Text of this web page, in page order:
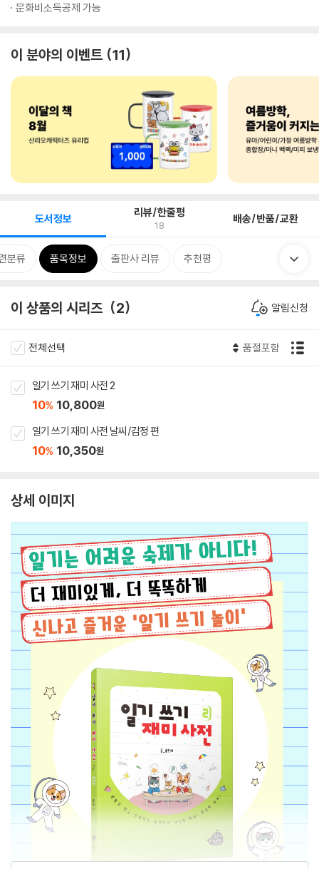
문화비소득공제 가능
이 분야의 이벤트 11
도서정보 리뷰/한줄평
18 배송/반품/교환
분류 품목정보 출판사 리뷰 추천평
이 상품의 시리즈 2 알림신청
전체선택 품절포함
일기 쓰기 재미 사전 2
10% 10,800원
일기 쓰기 재미 사전 날씨/감정 편
10% 10,350원
상세 이미지